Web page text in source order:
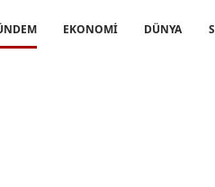
EKONOMİ DÜNYA